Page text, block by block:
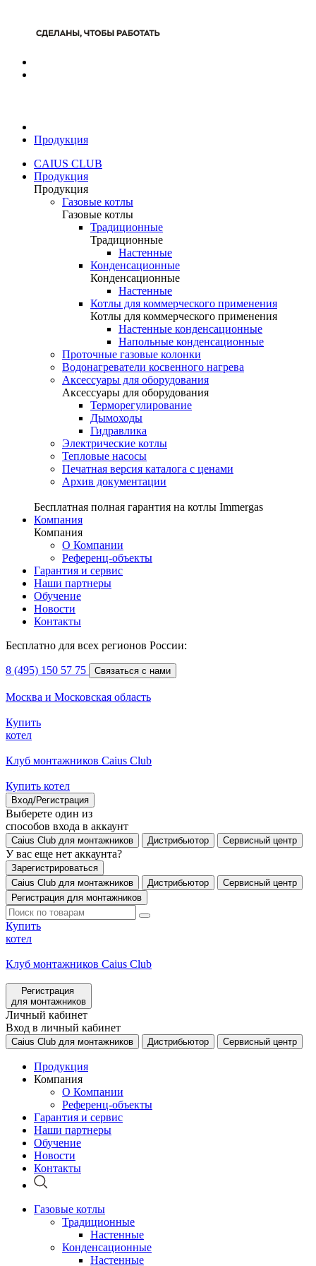
Продукция
CAIUS CLUB
Продукция
Продукция
Газовые котлы
Газовые котлы
Традиционные
Традиционные
Настенные
Конденсационные
Конденсационные
Настенные
Котлы для коммерческого применения
Котлы для коммерческого применения
Настенные конденсационные
Напольные конденсационные
Проточные газовые колонки
Водонагреватели косвенного нагрева
Аксессуары для оборудования
Аксессуары для оборудования
Терморегулирование
Дымоходы
Гидравлика
Электрические котлы
Тепловые насосы
Печатная версия каталога с ценами
Архив документации
Бесплатная полная гарантия на котлы Immergas
Компания
Компания
О Компании
Референц-объекты
Гарантия и сервис
Наши партнеры
Обучение
Новости
Контакты
Бесплатно для всех регионов России:
8 (495) 150 57 75 Связаться с нами
Москва и Московская область
Купить
котел
Клуб монтажников Caius Club
Купить котел
Вход/Регистрация
Выберете один из
способов входа в аккаунт
Caius Club для монтажников Дистрибьютор Сервисный центр
У вас еще нет аккаунта?
Зарегистрироваться
Caius Club для монтажников
Дистрибьютор
Сервисный центр
Регистрация для монтажников
Купить
котел
Клуб монтажников Caius Club
Регистрация
для монтажников
Личный кабинет
Вход в личный кабинет
Caius Club для монтажников Дистрибьютор Сервисный центр
Продукция
Компания
О Компании
Референц-объекты
Гарантия и сервис
Наши партнеры
Обучение
Новости
Контакты
Газовые котлы
Традиционные
Настенные
Конденсационные
Настенные